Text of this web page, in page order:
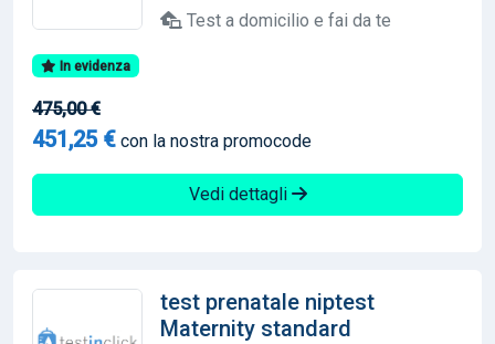
Test a domicilio e fai da te
In evidenza
475,00 €
451,25 € con la nostra promocode
Vedi dettagli
test prenatale niptest
Maternity standard